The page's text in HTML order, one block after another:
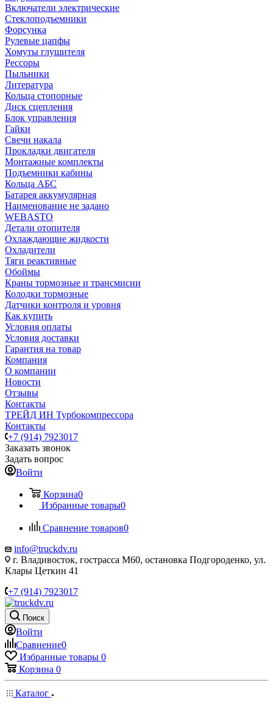
Включатели электрические
Стеклоподъемники
Форсунка
Рулевые цапфы
Хомуты глушителя
Рессоры
Пыльники
Литература
Кольца стопорные
Диск сцепления
Блок управления
Гайки
Свечи накала
Прокладки двигателя
Монтажные комплекты
Подъемники кабины
Кольца АБС
Батарея аккумулярная
Наименование не задано
WEBASTO
Детали отопителя
Охлаждающие жидкости
Охладители
Тяги реактивные
Обоймы
Краны тормозные и трансмисии
Колодки тормозные
Датчики контроля и уровня
Как купить
Условия оплаты
Условия доставки
Гарантия на товар
Компания
О компании
Новости
Отзывы
Контакты
ТРЕЙД ИН Турбокомпрессора
Контакты
+7 (914) 7923017
Заказать звонок
Задать вопрос
Войти
Корзина0
Избранные товары0
Сравнение товаров0
info@truckdv.ru
г. Владивосток, гострасса М60, остановка Подгороденко, ул.
Клары Цеткин 41
+7 (914) 7923017
Поиск
Войти
Сравнение0
Избранные товары 0
Корзина 0
Каталог